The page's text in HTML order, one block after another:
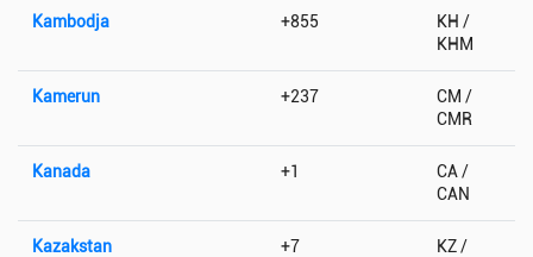
Kambodja +855
KH /
KHM
Kamerun +237
CM /
CMR
Kanada +1
CA /
CAN
Kazakstan +7
KZ /